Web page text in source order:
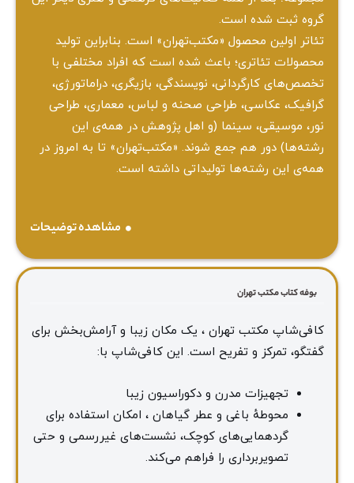
گروه ثبت شده است.
تئاتر اولین محصول «مکتب‌تهران» است. بنابراین تولید
محصولات تئاتری؛ باعث شده است که افراد مختلفی با
تخصص‌های کارگردانی، نویسندگی، بازیگری، دراماتورژی،
گرافیک، عکاسی، طراحی ‌صحنه و لباس، معماری، طراحی
نور، موسیقی، سینما (و اهل پژوهش در همه‌ی این
رشته‌ها) دور هم جمع شوند. «مکتب‌تهران» تا به امروز در
همه‌ی این رشته‌ها تولیداتی داشته است.
مشاهده توضیحات
بوفه کتاب مکتب تهران
کافی‌شاپ مکتب تهران ، یک مکان زیبا و آرامش‌بخش برای
گفتگو، تمرکز و تفریح است. این کافی‌شاپ با:
تجهیزات مدرن و دکوراسیون زیبا
محوطهٔ باغی و عطر گیاهان ، امکان استفاده برای
گردهمایی‌های کوچک، نشست‌های غیررسمی و حتی
تصویربرداری را فراهم می‌کند.